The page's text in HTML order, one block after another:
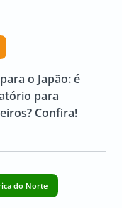
o Japão: é
para
Confira!
do Norte